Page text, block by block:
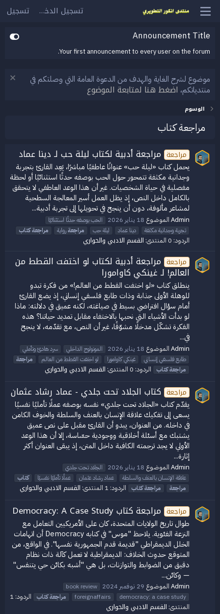
تسجيل الدخول تسجيل
Announcement Title
Your first announcement to every user on the forum.
موضوع لشرح الغاية والهدف من الدعوة العامة التي وصلتكم في
منتدياتكم، اضغط هنا لمتابعة الموضوع
الوسوم
مراجعة كتاب
مراجعة مراجعة أدبية لكتاب ليلة حب لـ دينا عماد
يحمل كتاب «ليلة حب» عنوانًا عاطفيًا مباشرًا، يَعِد القارئ بتجربة
وجدانية مكثفة تتمحور حول الحب بوصفه حدثًا استثنائيًا أو لحظة
مفصلية في حياة الشخصيات. غير أن هذا الوعد العاطفي لا يتحقق
بالكامل داخل النص، إذ يظل العمل أسير المعالجة السطحية
لمشاعر مألوفة، دون أن ينجح في تحويلها إلى تجربة أدبية...
Admin الموضوع 18 يناير 2026
الحب بوصفه حدثًا استثنائيًا
تجربة وجدانية مكثفة
دينا عماد ليلة حب مراجعةرواية مراجعةكتاب
الردود: 0 المنتدى: القسم الادبي والحواري
مراجعة مراجعة أدبية لكتاب لو اختفت القطط من
العالم! لـ غينكي كاوامورا
ينطلق كتاب «لو اختفت القطط من العالم!» من فكرة تبدو
للوهلة الأولى جذابة وذات طابع فلسفي إنساني، إذ يضع القارئ
أمام سؤال افتراضي بسيط في صياغته، لكنه عميق في دلالته: ماذا
لو بدأت الأشياء التي نحبها بالاختفاء مقابل تمديد حياتنا؟ هذه
الفكرة تشكّل مدخلًا مشوّقًا، غير أن النص، مع تقدّمه، لا ينجح
في...
Admin الموضوع 18 يناير 2026 المونولوج الداخلي
سرد هادئ وتأملي
طابع فلسفي إنساني
غينكي كاوامورا لو اختفت القطط من العالم
مراجعة
مراجعةكتاب الردود: 0 المنتدى: القسم الادبي والحواري
مراجعة كتاب الجلاد تحت جلدي - عماد رشاد عثمان
يقدّم كتاب «الجلاد تحت جلدي» نفسه بوصفه عملًا تأمليًا نفسيًا
يسعى إلى تفكيك علاقة الإنسان بالعنف والسلطة والخوف الكامن
في داخله. من العنوان، يبدو أن القارئ مقبل على نص عميق
يشتبك مع أسئلة أخلاقية ووجودية حسّاسة، إلا أن هذا الوعد
الأولي لا يجد ترجمته الكافية داخل المتن، إذ يبقى العنوان أكثر
إثارة...
Admin الموضوع 18 يناير 2026
الجلاد تحت جلدي
علاقة الإنسان بالعنف والسلطة
عماد رشاد عثمان عملًا تأمليًا نفسيًا
كتاب
مراجعة
مراجعةكتاب الردود: 1 المنتدى: القسم الادبي والحواري
مراجعة مراجعة كتاب Democracy: A Case Study
طوال تاريخ الولايات المتحدة، كان على الأمريكيين التعامل مع
النزعة الفئوية. يلاحظ "موس" في كتابه Democracy أن اتهامات
الخلل الديمقراطي "قديمة قدم الجمهورية نفسها". في الواقع، من
المتوقع حدوث الخلاف: الديمقراطية لا تعمل كآلة ذات نظام
دقيق من الضوابط والتوازنات، بل هي "أشبه بكائن حي يتنفس"
— وكائن...
Admin الموضوع 29 نوفمبر 2024
book review
democracy: a case study
foreignaffairs مراجعةكتاب
الردود: 1
المنتدى: القسم الادبي والحواري